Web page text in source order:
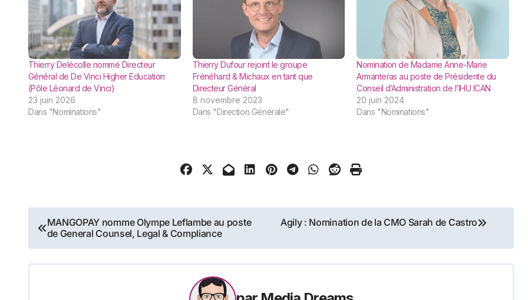
Thierry Delécolle nommé Directeur
Général de De Vinci Higher Education
(Pôle Léonard de Vinci)
23 juin 2026
Dans "Nominations"
Thierry Dufour rejoint le groupe
Frénéhard & Michaux en tant que
Directeur Général
8 novembre 2023
Dans "Direction Générale"
Nomination de Madame Anne-Marie
Armanteras au poste de Présidente du
Conseil d’Administration de l’IHU ICAN
20 juin 2024
Dans "Nominations"
Navigation
de
l’article
MANGOPAY nomme Olympe Leflambe au poste
de General Counsel, Legal & Compliance
Agily : Nomination de la CMO Sarah de Castro